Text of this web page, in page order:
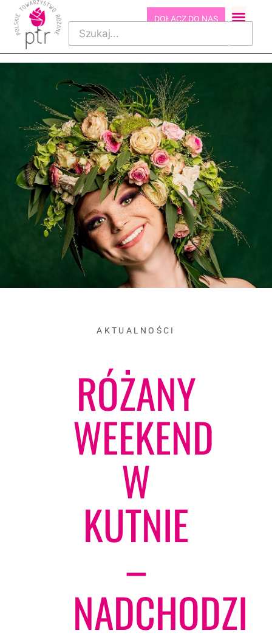
DOŁĄCZ DO NAS
AKTUALNOŚCI
RÓŻANY
WEEKEND
W
KUTNIE
–
NADCHODZI